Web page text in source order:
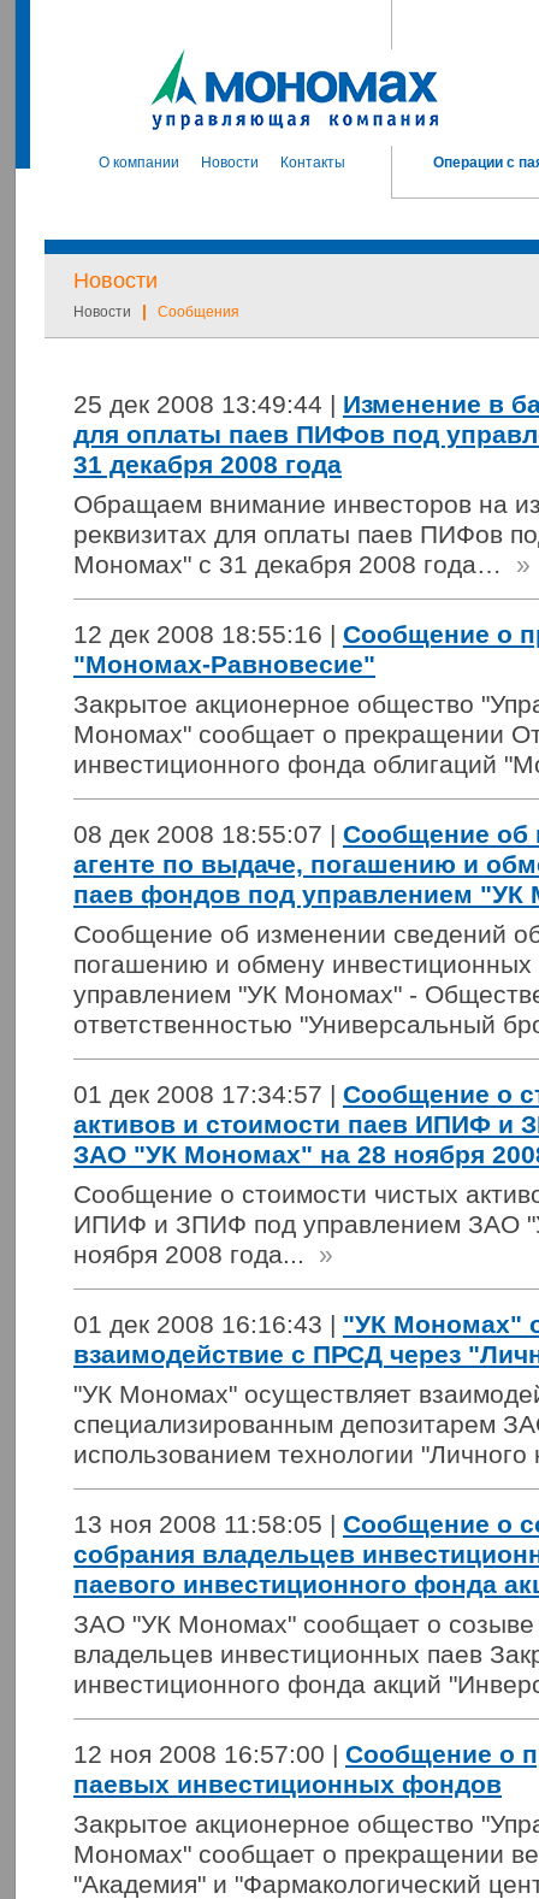
О компании Новости Контакты Операции с
Новости
Новости | Сообщения
25 дек 2008 13:49:44 | Изменение в
для оплаты паев ПИФов под
31 декабря 2008 года
Обращаем внимание инвесторов на
реквизитах для оплаты паев ПИФов
Мономах" с 31 декабря 2008 года…
»
12 дек 2008 18:55:16 | Сообщение о
"Мономах-Равновесие"
Закрытое акционерное общество
Мономах" сообщает о прекращении
инвестиционного фонда облигаций
08 дек 2008 18:55:07 | Сообщение об
агенте по выдаче, погашению и
паев фондов под управлением "УК
Сообщение об изменении сведений
погашению и обмену
управлением "УК Мономах" -
ответственностью "Универсальный
01 дек 2008 17:34:57 | Сообщение о
активов и стоимости паев ИПИФ и
ЗАО "УК Мономах" на 28 ноября
Сообщение о стоимости чистых
ИПИФ и ЗПИФ под управлением ЗАО
ноября 2008 года...
»
01 дек 2008 16:16:43 | "УК Мономах"
взаимодействие с ПРСД через
"УК Мономах" осуществляет
специализированным депозитарем
использованием технологии
13 ноя 2008 11:58:05 | Сообщение о
собрания владельцев
паевого инвестиционного фонда
ЗАО "УК Мономах" сообщает о созыве
владельцев инвестиционных паев
инвестиционного фонда акций
12 ноя 2008 16:57:00 | Сообщение о
паевых инвестиционных фондов
Закрытое акционерное общество
Мономах" сообщает о прекращении
"Академия" и "Фармакологический